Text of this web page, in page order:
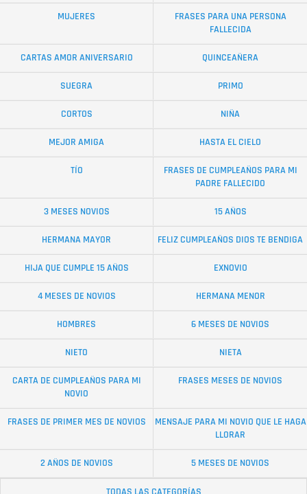
MUJERES
FRASES PARA UNA PERSONA
FALLECIDA
CARTAS AMOR ANIVERSARIO QUINCEAÑERA
SUEGRA PRIMO
CORTOS NIÑA
MEJOR AMIGA HASTA EL CIELO
TÍO
FRASES DE CUMPLEAÑOS PARA MI
PADRE FALLECIDO
3 MESES NOVIOS 15 AÑOS
HERMANA MAYOR FELIZ CUMPLEAÑOS DIOS TE BENDIGA
HIJA QUE CUMPLE 15 AÑOS EXNOVIO
4 MESES DE NOVIOS HERMANA MENOR
HOMBRES 6 MESES DE NOVIOS
NIETO NIETA
CARTA DE CUMPLEAÑOS PARA MI
NOVIO
FRASES MESES DE NOVIOS
FRASES DE PRIMER MES DE NOVIOS
MENSAJE PARA MI NOVIO QUE LE HAGA
LLORAR
2 AÑOS DE NOVIOS 5 MESES DE NOVIOS